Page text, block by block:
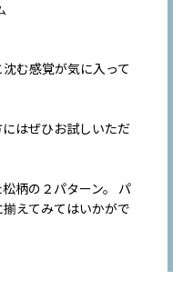
む感覚が気に入って
はぜひお試しいただ
柄の２パターン。 パ
えてみてはいかがで